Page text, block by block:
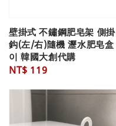
壁掛式 不鏽鋼肥皂架 側掛
鈎(左/右)隨機 瀝水肥皂盒
이 韓國大創代購
Regular
NT$ 119